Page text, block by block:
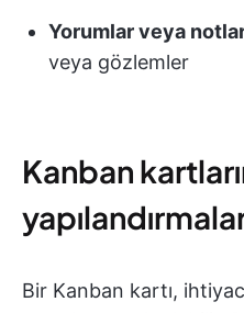
Yorumlar veya
veya gözlemler
Kanban
Bir Kanban kartı,